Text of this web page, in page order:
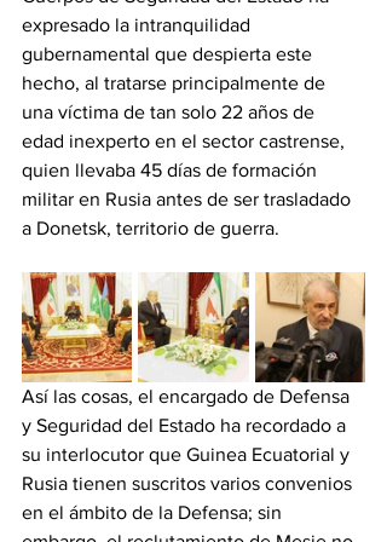
expresado la intranquilidad
gubernamental que despierta este
hecho, al tratarse principalmente de
una víctima de tan solo 22 años de
edad inexperto en el sector castrense,
quien llevaba 45 días de formación
militar en Rusia antes de ser trasladado
a Donetsk, territorio de guerra.
‎Así las cosas, el encargado de Defensa
y Seguridad del Estado ha recordado a
su interlocutor que Guinea Ecuatorial y
Rusia tienen suscritos varios convenios
en el ámbito de la Defensa; sin